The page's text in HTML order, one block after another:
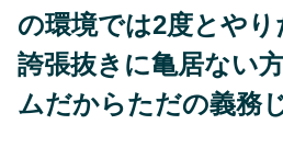
の環境では2度とや
誇張抜きに亀居ない
ムだからただの義務